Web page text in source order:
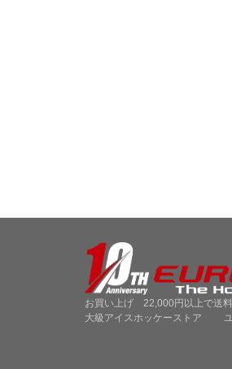
お買い上げ 22,000円以上で
大級アイスホッケーストア ユ